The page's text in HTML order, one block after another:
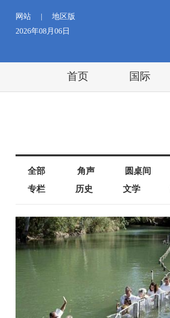
网站 |
地区版
2026年08月06日
首页 国际
全部 角声 圆桌间
专栏
历史 文学